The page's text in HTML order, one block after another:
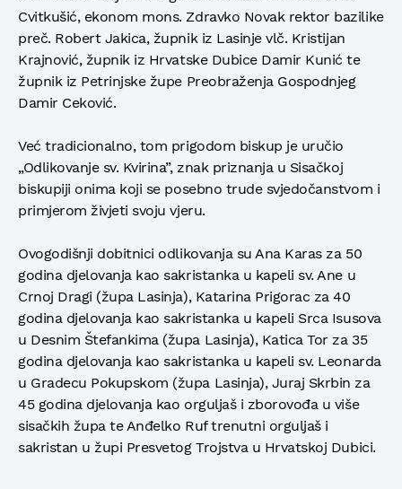
Cvitkušić, ekonom mons. Zdravko Novak rektor bazilike
preč. Robert Jakica, župnik iz Lasinje vlč. Kristijan
Krajnović, župnik iz Hrvatske Dubice Damir Kunić te
župnik iz Petrinjske župe Preobraženja Gospodnjeg
Damir Ceković.
Već tradicionalno, tom prigodom biskup je uručio
„Odlikovanje sv. Kvirina”, znak priznanja u Sisačkoj
biskupiji onima koji se posebno trude svjedočanstvom i
primjerom živjeti svoju vjeru.
Ovogodišnji dobitnici odlikovanja su Ana Karas za 50
godina djelovanja kao sakristanka u kapeli sv. Ane u
Crnoj Dragi (župa Lasinja), Katarina Prigorac za 40
godina djelovanja kao sakristanka u kapeli Srca Isusova
u Desnim Štefankima (župa Lasinja), Katica Tor za 35
godina djelovanja kao sakristanka u kapeli sv. Leonarda
u Gradecu Pokupskom (župa Lasinja), Juraj Skrbin za
45 godina djelovanja kao orguljaš i zborovođa u više
sisačkih župa te Anđelko Ruf trenutni orguljaš i
sakristan u župi Presvetog Trojstva u Hrvatskoj Dubici.